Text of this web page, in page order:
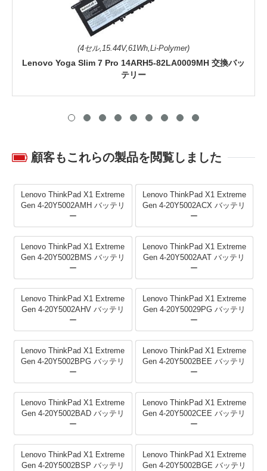
(4セル,15.44V,61Wh,Li-Polymer)
Lenovo Yoga Slim 7 Pro 14ARH5-82LA0009MH 交換バッ
テリー
顧客もこれらの製品を閲覧しました
Lenovo ThinkPad X1 Extreme
Gen 4-20Y5002AMH バッテリ
ー
Lenovo ThinkPad X1 Extreme
Gen 4-20Y5002ACX バッテリ
ー
Lenovo ThinkPad X1 Extreme
Gen 4-20Y5002BMS バッテリ
ー
Lenovo ThinkPad X1 Extreme
Gen 4-20Y5002AAT バッテリ
ー
Lenovo ThinkPad X1 Extreme
Gen 4-20Y5002AHV バッテリ
ー
Lenovo ThinkPad X1 Extreme
Gen 4-20Y50029PG バッテリ
ー
Lenovo ThinkPad X1 Extreme
Gen 4-20Y5002BPG バッテリ
ー
Lenovo ThinkPad X1 Extreme
Gen 4-20Y5002BEE バッテリ
ー
Lenovo ThinkPad X1 Extreme
Gen 4-20Y5002BAD バッテリ
ー
Lenovo ThinkPad X1 Extreme
Gen 4-20Y5002CEE バッテリ
ー
Lenovo ThinkPad X1 Extreme
Gen 4-20Y5002BSP バッテリ
Lenovo ThinkPad X1 Extreme
Gen 4-20Y5002BGE バッテリ